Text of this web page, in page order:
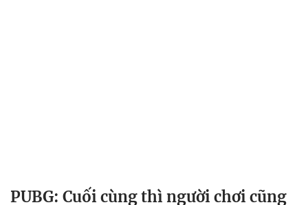
PUBG: Cuối cùng thì người chơi cũng